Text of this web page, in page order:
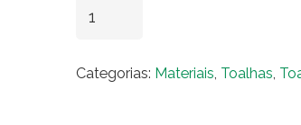
Azul
Categorias: Materiais Toalhas